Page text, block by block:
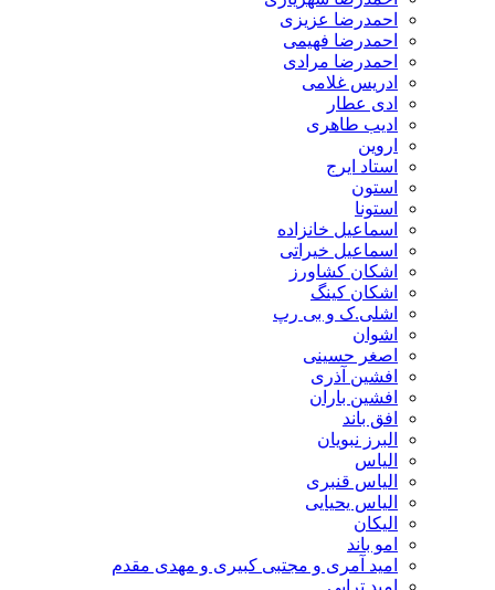
احمدرضا عزیزی
احمدرضا فهیمی
احمدرضا مرادی
ادریس غلامی
ادی عطار
ادیب طاهری
اروین
استاد ایرج
استون
استونا
اسماعیل خانزاده
اسماعیل خیراتی
اشکان کشاورز
اشکان کینگ
اشلی.ک و بی رپ
اشوان
اصغر حسینی
افشین آذری
افشین باران
افق باند
البرز نبویان
الیاس
الیاس قنبرى
الیاس یحیایی
الیکان
امو باند
امید آمری و مجتبی کبیری و مهدى مقدم